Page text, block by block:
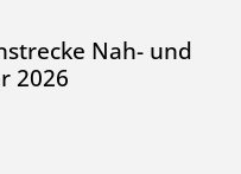
Nah- und
2026
Nah- und Fernverkehr ab